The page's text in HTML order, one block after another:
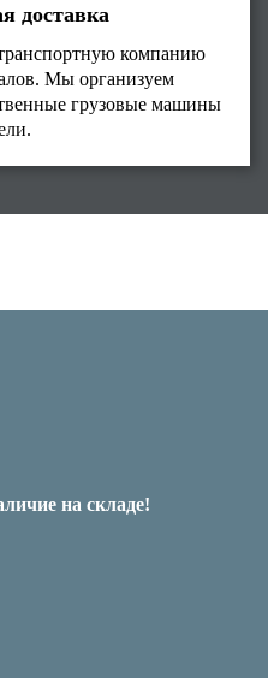
доставка
компанию
Мы организуем
грузовые машины
на складе!